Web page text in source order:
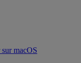
macOS